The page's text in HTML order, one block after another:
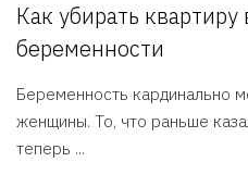
Как убирать квартиру
беременности
Беременность кардинально
женщины. То, что раньше
теперь ...